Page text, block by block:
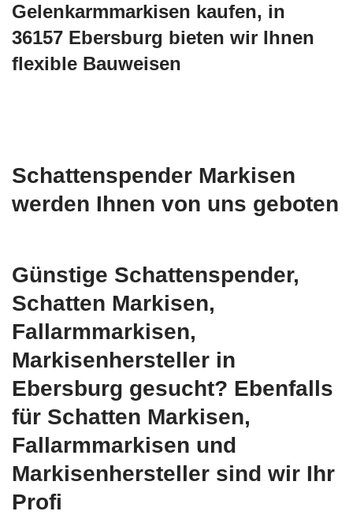
Gelenkarmmarkisen kaufen, in
36157 Ebersburg bieten wir Ihnen
flexible Bauweisen
Schattenspender Markisen
werden Ihnen von uns geboten
Günstige Schattenspender,
Schatten Markisen,
Fallarmmarkisen,
Markisenhersteller in
Ebersburg gesucht? Ebenfalls
für Schatten Markisen,
Fallarmmarkisen und
Markisenhersteller sind wir Ihr
Profi